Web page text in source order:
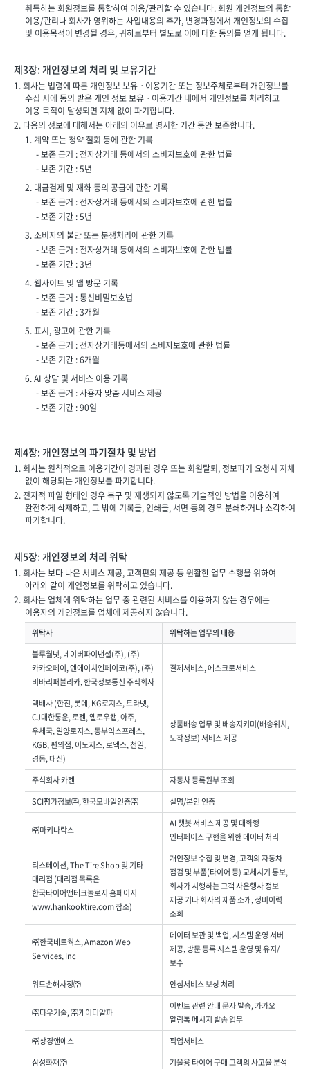
취득하는 회원정보를 통합하여 이용/관리할 수 있습니다. 회원 개인정보의 통합
이용/관리나 회사가 영위하는 사업내용의 추가, 변경과정에서 개인정보의 수집
및 이용목적이 변경될 경우, 귀하로부터 별도로 이에 대한 동의를 얻게 됩니다.
제3장: 개인정보의 처리 및 보유기간
1. 회사는 법령에 따른 개인정보 보유ㆍ이용기간 또는 정보주체로부터 개인정보를
수집 시에 동의 받은 개인 정보 보유ㆍ이용기간 내에서 개인정보를 처리하고
이용 목적이 달성되면 지체 없이 파기합니다.
2. 다음의 정보에 대해서는 아래의 이유로 명시한 기간 동안 보존합니다.
1. 계약 또는 청약 철회 등에 관한 기록
- 보존 근거 : 전자상거래 등에서의 소비자보호에 관한 법률
- 보존 기간 : 5년
2. 대금결제 및 재화 등의 공급에 관한 기록
- 보존 근거 : 전자상거래 등에서의 소비자보호에 관한 법률
- 보존 기간 : 5년
3. 소비자의 불만 또는 분쟁처리에 관한 기록
- 보존 근거 : 전자상거래 등에서의 소비자보호에 관한 법률
- 보존 기간 : 3년
4. 웹사이트 및 앱 방문 기록
- 보존 근거 : 통신비밀보호법
- 보존 기간 : 3개월
5. 표시, 광고에 관한 기록
- 보존 근거 : 전자상거래등에서의 소비자보호에 관한 법률
- 보존 기간 : 6개월
6. AI 상담 및 서비스 이용 기록
- 보존 근거 : 사용자 맞춤 서비스 제공
- 보존 기간 : 90일
제4장: 개인정보의 파기절차 및 방법
1. 회사는 원칙적으로 이용기간이 경과된 경우 또는 회원탈퇴, 정보파기 요청시 지체
없이 해당되는 개인정보를 파기합니다.
2. 전자적 파일 형태인 경우 복구 및 재생되지 않도록 기술적인 방법을 이용하여
완전하게 삭제하고, 그 밖에 기록물, 인쇄물, 서면 등의 경우 분쇄하거나 소각하여
파기합니다.
제5장: 개인정보의 처리 위탁
1. 회사는 보다 나은 서비스 제공, 고객편의 제공 등 원활한 업무 수행을 위하여
아래와 같이 개인정보를 위탁하고 있습니다.
2. 회사는 업체에 위탁하는 업무 중 관련된 서비스를 이용하지 않는 경우에는
이용자의 개인정보를 업체에 제공하지 않습니다.
위탁사
위탁하는 업무의 내용
블루월넛, 네이버파이낸셜(주), (주)
카카오페이, 엔에이치엔페이코(주), (주)
비바리퍼블리카, 한국정보통신 주식회사
결제서비스, 에스크로서비스
택배사 (한진, 롯데, KG로지스, 트라넷,
CJ대한통운, 로젠, 옐로우캡, 아주,
우체국, 일양로지스, 동부익스프레스,
KGB, 편의점, 이노지스, 로엑스, 천일,
경동, 대신)
상품배송 업무 및 배송지키미(배송위치,
도착정보) 서비스 제공
주식회사 카젠
자동차 등록원부 조회
SCI평가정보㈜, 한국모바일인증㈜
실명/본인 인증
㈜마키나락스
AI 챗봇 서비스 제공 및 대화형
인터페이스 구현을 위한 데이터 처리
티스테이션, The Tire Shop 및 기타
대리점 (대리점 목록은
한국타이어앤테크놀로지 홈페이지
www.hankooktire.com 참조)
개인정보 수집 및 변경, 고객의 자동차
점검 및 부품(타이어 등) 교체시기 통보,
회사가 시행하는 고객 사은행사 정보
제공 기타 회사의 제품 소개, 정비이력
조회
㈜한국네트웍스, Amazon Web
Services, Inc
데이터 보관 및 백업, 시스템 운영 서버
제공, 방문 등록 시스템 운영 및 유지/
보수
위드손해사정㈜
안심서비스 보상 처리
㈜다우기술, ㈜케이티알파
이벤트 관련 안내 문자 발송, 카카오
알림톡 메시지 발송 업무
㈜상경앤에스
픽업서비스
삼성화재㈜
겨울용 타이어 구매 고객의 사고율 분석